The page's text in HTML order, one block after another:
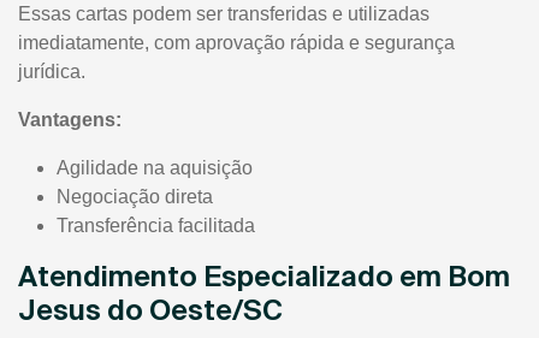
Essas cartas podem ser transferidas e utilizadas
imediatamente, com aprovação rápida e segurança
jurídica.
Vantagens:
Agilidade na aquisição
Negociação direta
Transferência facilitada
Atendimento Especializado em Bom
Jesus do Oeste/SC